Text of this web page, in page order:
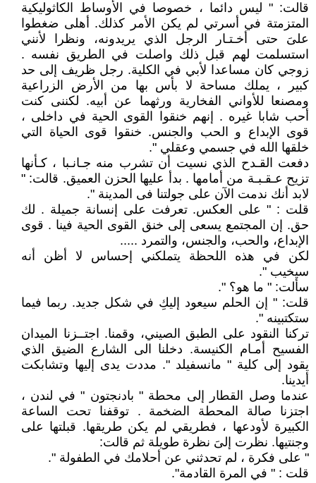
قالت: " ليس دائما ، خصوصا في الأوساط الكاثوليكية
المتزمتة في أسرتي لم يكن الأمر كذلك. أهلى ضغطوا
علىَ حتى أخـتـار الرجل الذي يريدونه، ونظرا لأنني
استسلمت لهم قبل ذلك واصلت في الطريق نفسه .
زوجي كان مساعدا لأبي في الكلية. رجل ظريف إلى حد
كبير ، يملك مساحة لا بأس بها من الأرض الزراعية
ومصنعا للأواني الفخارية ورثهما عن أبيه. لكننى كنت
أحب شابا غيره . إنهم خنقوا القوى الحية في داخلى ،
قوى الإبداع و الحب والجنس. خنقوا قوى الحياة التي
خلقها الله في جسمي وعقلي ".
دفعت القـدح الذي نسيت أن تشرب منه جـانـبا ، كـأنها
تزيح عـقـبـة من أمامها . بدأ عليها الحزن العميق. قالت: "
لابد أنك ندمت الآن على جولتنا فى المدينة ".
قلت : " على العكس. تعرفت على إنسانة جميلة . لك
حق. إن المجتمع يسعى إلى خنق القوى الحية فينا . قوى
الإبداع، والحب، والجنس، والتمرد .....
لكن في هذه اللحظة يتملكني إحساس لا أظن أنه
سيخيب ".
سألت: " ما هو؟ ".
قلت: " إن الحلم سيعود إليكِ في شكل جديد. ربما فيما
ستكتبينه ".
تركنا النقود على الطبق الصيني، وقمنا. اجتــزنا الميدان
الفسيح أمـام الكنيسة. دخلنا الى الشارع الضيق الذي
يقود إلى كلية " مانسفيلد ". مددت يدى إليها وتشابكت
أيدينا.
عندما وصل القطار إلى محطة " بادنجتون " في لندن ،
اجتزنا صالة المحطة الضخمة . توقفنا تحت الساعة
الكبيرة لأودعها ، فطريقي لم يكن طريقها. قبلتها على
وجنتيها. نظرت إلىَ نظرة طويلة ثم قالت:
" على فكرة ، لم تحدثني عن أحلامك في الطفولة ".
قلت : " في المرة القادمة".